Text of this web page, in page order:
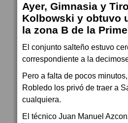
Ayer, Gimnasia y
Kolbowski y obtuvo
la zona B de la
El conjunto salteño estuvo
correspondiente a la
Pero a falta de pocos
Robledo los privó de traer a
cualquiera.
El técnico Juan Manuel